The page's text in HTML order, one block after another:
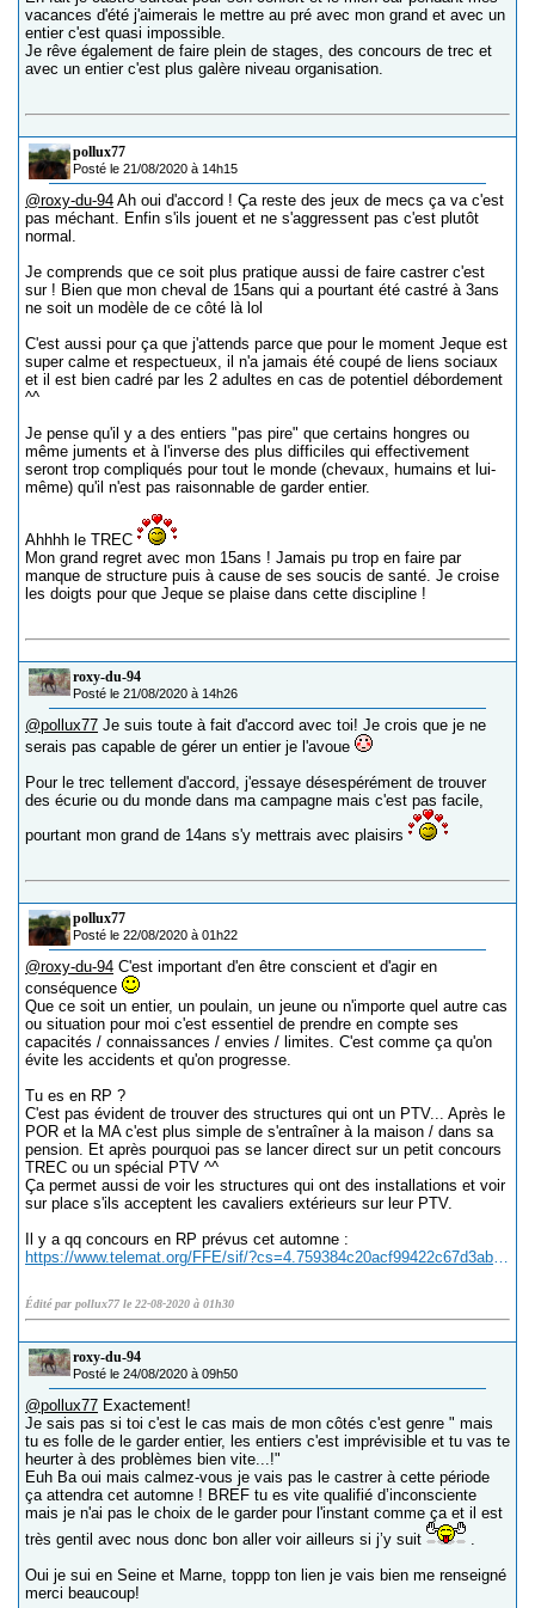
vacances d'été j'aimerais le mettre au pré avec mon grand et avec un
entier c'est quasi impossible.
Je rêve également de faire plein de stages, des concours de trec et
avec un entier c'est plus galère niveau organisation.
pollux77
Posté le 21/08/2020 à 14h15
@roxy-du-94 Ah oui d'accord ! Ça reste des jeux de mecs ça va c'est
pas méchant. Enfin s'ils jouent et ne s'aggressent pas c'est plutôt
normal.
Je comprends que ce soit plus pratique aussi de faire castrer c'est
sur ! Bien que mon cheval de 15ans qui a pourtant été castré à 3ans
ne soit un modèle de ce côté là lol
C'est aussi pour ça que j'attends parce que pour le moment Jeque est
super calme et respectueux, il n'a jamais été coupé de liens sociaux
et il est bien cadré par les 2 adultes en cas de potentiel débordement
^^
Je pense qu'il y a des entiers "pas pire" que certains hongres ou
même juments et à l'inverse des plus difficiles qui effectivement
seront trop compliqués pour tout le monde (chevaux, humains et lui-
même) qu'il n'est pas raisonnable de garder entier.
Ahhhh le TREC
Mon grand regret avec mon 15ans ! Jamais pu trop en faire par
manque de structure puis à cause de ses soucis de santé. Je croise
les doigts pour que Jeque se plaise dans cette discipline !
roxy-du-94
Posté le 21/08/2020 à 14h26
@pollux77 Je suis toute à fait d'accord avec toi! Je crois que je ne
serais pas capable de gérer un entier je l'avoue
Pour le trec tellement d'accord, j'essaye désespérément de trouver
des écurie ou du monde dans ma campagne mais c'est pas facile,
pourtant mon grand de 14ans s'y mettrais avec plaisirs
pollux77
Posté le 22/08/2020 à 01h22
@roxy-du-94 C'est important d'en être conscient et d'agir en
conséquence
Que ce soit un entier, un poulain, un jeune ou n'importe quel autre cas
ou situation pour moi c'est essentiel de prendre en compte ses
capacités / connaissances / envies / limites. C'est comme ça qu'on
évite les accidents et qu'on progresse.
Tu es en RP ?
C'est pas évident de trouver des structures qui ont un PTV... Après le
POR et la MA c'est plus simple de s'entraîner à la maison / dans sa
pension. Et après pourquoi pas se lancer direct sur un petit concours
TREC ou un spécial PTV ^^
Ça permet aussi de voir les structures qui ont des installations et voir
sur place s'ils acceptent les cavaliers extérieurs sur leur PTV.
Il y a qq concours en RP prévus cet automne :
https://www.telemat.org/FFE/sif/?cs=4.759384c20acf99422c67d3ab5b351a93b430b6f7977f8288e8362f9f96b6ffd972001941b0e331cc220a8e83834d8f612294b2618c480000a5da33f62ca99d88422e
Édité par pollux77 le 22-08-2020 à 01h30
roxy-du-94
Posté le 24/08/2020 à 09h50
@pollux77 Exactement!
Je sais pas si toi c'est le cas mais de mon côtés c'est genre " mais
tu es folle de le garder entier, les entiers c'est imprévisible et tu vas te
heurter à des problèmes bien vite...!"
Euh Ba oui mais calmez-vous je vais pas le castrer à cette période
ça attendra cet automne ! BREF tu es vite qualifié d’inconsciente
mais je n'ai pas le choix de le garder pour l'instant comme ça et il est
très gentil avec nous donc bon aller voir ailleurs si j’y suit
.
Oui je sui en Seine et Marne, toppp ton lien je vais bien me renseigné
merci beaucoup!